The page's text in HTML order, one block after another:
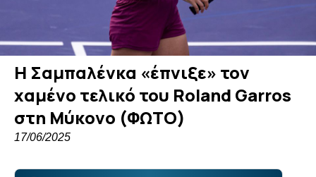
Η Σαμπαλένκα «έπνιξε» τον
χαμένο τελικό του Roland Garros
στη Μύκονο (ΦΩΤΟ)
17/06/2025